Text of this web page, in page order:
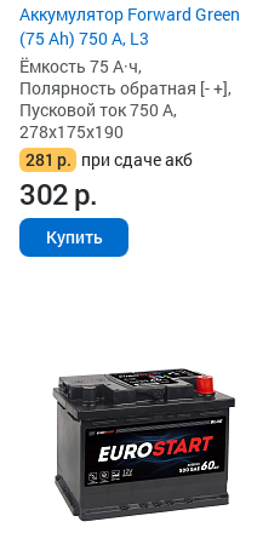
Аккумулятор Forward Green
(75 Ah) 750 А, L3
Ёмкость 75 А·ч,
Полярность обратная [- +],
Пусковой ток 750 А,
278x175x190
281 р. при сдаче акб
302р.
Купить